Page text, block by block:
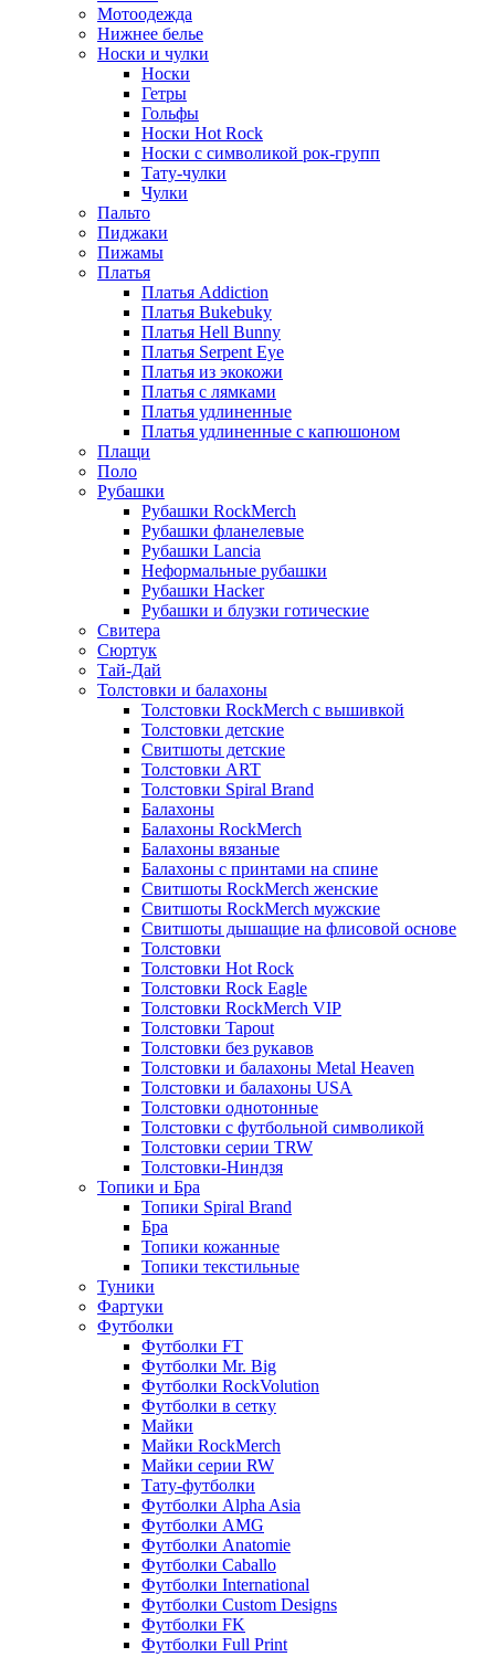
Мотоодежда
Нижнее белье
Носки и чулки
Носки
Гетры
Гольфы
Носки Hot Rock
Носки с символикой рок-групп
Тату-чулки
Чулки
Пальто
Пиджаки
Пижамы
Платья
Платья Addiction
Платья Bukebuky
Платья Hell Bunny
Платья Serpent Eye
Платья из экокожи
Платья с лямками
Платья удлиненные
Платья удлиненные с капюшоном
Плащи
Поло
Рубашки
Рубашки RockMerch
Рубашки фланелевые
Рубашки Lancia
Неформальные рубашки
Рубашки Hacker
Рубашки и блузки готические
Свитера
Сюртук
Тай-Дай
Толстовки и балахоны
Толстовки RockMerch с вышивкой
Толстовки детские
Свитшоты детские
Толстовки ART
Толстовки Spiral Brand
Балахоны
Балахоны RockMerch
Балахоны вязаные
Балахоны с принтами на спине
Свитшоты RockMerch женские
Свитшоты RockMerch мужские
Свитшоты дышащие на флисовой основе
Толстовки
Толстовки Hot Rock
Толстовки Rock Eagle
Толстовки RockMerch VIP
Толстовки Tapout
Толстовки без рукавов
Толстовки и балахоны Metal Heaven
Толстовки и балахоны USA
Толстовки однотонные
Толстовки с футбольной символикой
Толстовки серии TRW
Толстовки-Ниндзя
Топики и Бра
Топики Spiral Brand
Бра
Топики кожанные
Топики текстильные
Туники
Фартуки
Футболки
Футболки FT
Футболки Mr. Big
Футболки RockVolution
Футболки в сетку
Майки
Майки RockMerch
Майки серии RW
Тату-футболки
Футболки Alpha Asia
Футболки AMG
Футболки Anatomie
Футболки Caballo
Футболки International
Футболки Custom Designs
Футболки FK
Футболки Full Print